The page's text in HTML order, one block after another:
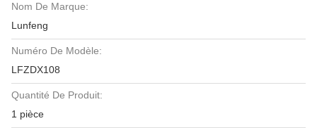
Nom De Marque:
Lunfeng
Numéro De Modèle:
LFZDX108
Quantité De Produit:
1 pièce